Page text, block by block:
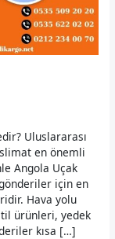
Uluslararası
en önemli
Angola Uçak
için en
Hava yolu
ürünleri, yedek
kısa […]